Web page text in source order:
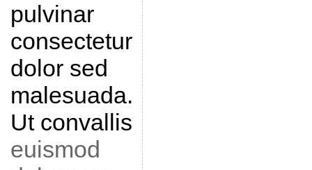
pulvinar
consectetur
dolor sed
malesuada.
Ut convallis
euismod